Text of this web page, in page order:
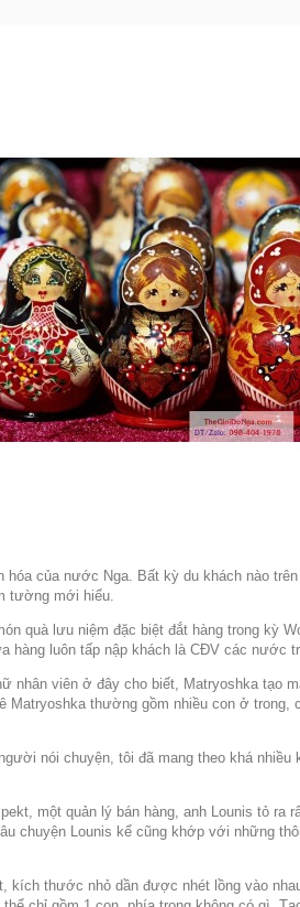
của nước Nga. Bất kỳ du khách nào
tường mới hiểu.
quà lưu niệm đặc biệt đắt hàng trong kỳ
hàng luôn tấp nập khách là CĐV các nước
viên ở đây cho biết, Matryoshka tạo
thường gồm nhiều con ở
nói chuyện, tôi đã mang theo khá
một quản lý bán hàng, anh Lounis tỏ ra
chuyện Lounis kể cũng khớp với những
kích thước nhỏ dần được nhét lồng vào